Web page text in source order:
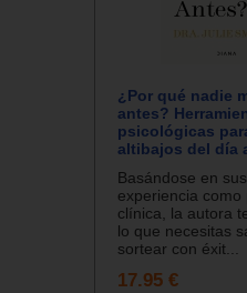
¿Por qué nadie
antes?
psicológicas
altibajos del día
Basándose en
experiencia como
clínica, la autora
lo que necesitas
sortear con éxit...
17.95 €